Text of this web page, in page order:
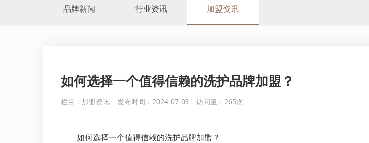
品牌新闻 行业资讯 加盟资讯
如何选择一个值得信赖的洗护品牌加盟？
栏目：加盟资讯 发布时间：2024-07-03 访问量：265次
如何选择一个值得信赖的洗护品牌加盟？